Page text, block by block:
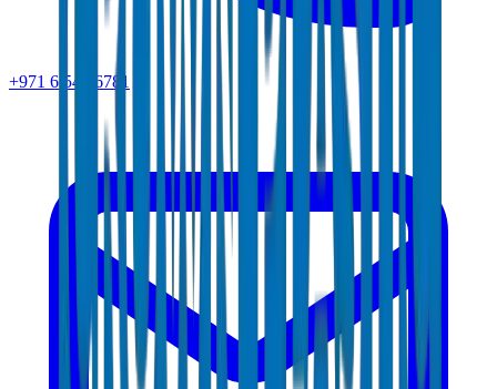
+971 6 543 6781